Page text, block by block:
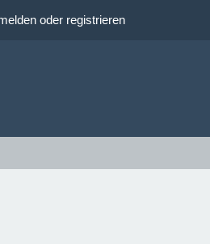
oder registrieren